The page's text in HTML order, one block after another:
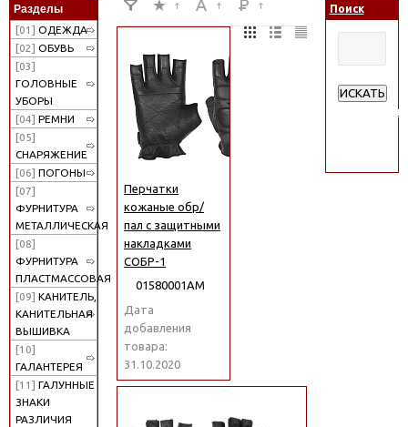
Разделы
[01] ОДЕЖДА
[02] ОБУВЬ
[03]
ГОЛОВНЫЕ
УБОРЫ
[04] РЕМНИ
[05]
СНАРЯЖЕНИЕ
[06] ПОГОНЫ
[07]
ФУРНИТУРА
МЕТАЛЛИЧЕСКАЯ
[08]
ФУРНИТУРА
ПЛАСТМАССОВАЯ
[09] КАНИТЕЛЬ,
КАНИТЕЛЬНАЯ
ВЫШИВКА
[10]
ГАЛАНТЕРЕЯ
[11] ГАЛУННЫЕ
ЗНАКИ
РАЗЛИЧИЯ
Перчатки
кожаные обр/
пал с защитными
накладками
СОБР-1
01580001АМ
Дата
добавления
товара:
31.10.2020
Поиск
ИСКАТЬ